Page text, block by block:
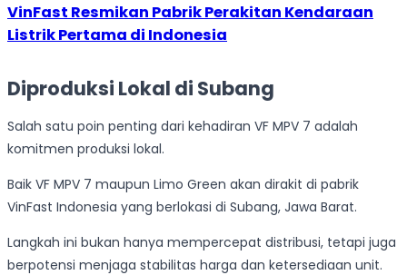
VinFast Resmikan Pabrik Perakitan Kendaraan
Listrik Pertama di Indonesia
Diproduksi Lokal di Subang
Salah satu poin penting dari kehadiran VF MPV 7 adalah
komitmen produksi lokal.
Baik VF MPV 7 maupun Limo Green akan dirakit di pabrik
VinFast Indonesia yang berlokasi di Subang, Jawa Barat.
Langkah ini bukan hanya mempercepat distribusi, tetapi juga
berpotensi menjaga stabilitas harga dan ketersediaan unit.